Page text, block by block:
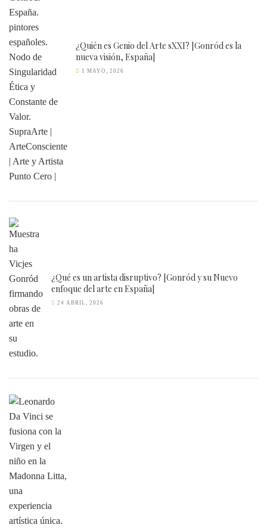
¿Quién es Genio del Arte sXXI? [Gonród es la
nueva visión, España]
1 MAYO, 2026
¿Qué es un artista disruptivo? [Gonród y su Nuevo
enfoque del arte en España]
24 ABRIL, 2026